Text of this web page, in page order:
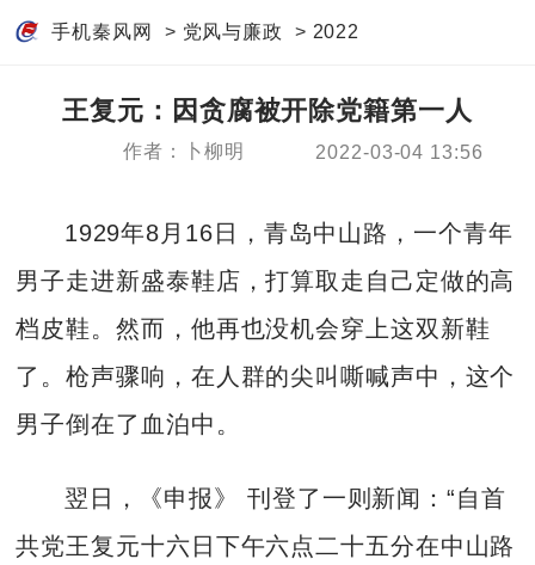
手机秦风网 > 党风与廉政 > 2022
王复元：因贪腐被开除党籍第一人
作者：卜柳明 2022-03-04 13:56
1929年8月16日，青岛中山路，一个青年
男子走进新盛泰鞋店，打算取走自己定做的高
档皮鞋。然而，他再也没机会穿上这双新鞋
了。枪声骤响，在人群的尖叫嘶喊声中，这个
男子倒在了血泊中。
翌日，《申报》 刊登了一则新闻：“自首
共党王复元十六日下午六点二十五分在中山路